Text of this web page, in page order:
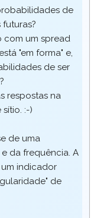
de
com um spread
"em forma" e,
de ser
respostas na
:-)
de uma
da frequência. A
indicador
de